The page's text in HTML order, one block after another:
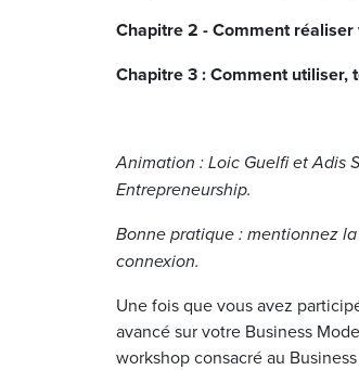
Chapitre 2 - Comment
Chapitre 3 : Comment utiliser,
Animation : Loic Guelfi et Adis
Entrepreneurship.
Bonne pratique : mentionnez
connexion.
Une fois que vous avez
avancé sur votre Business
workshop consacré au